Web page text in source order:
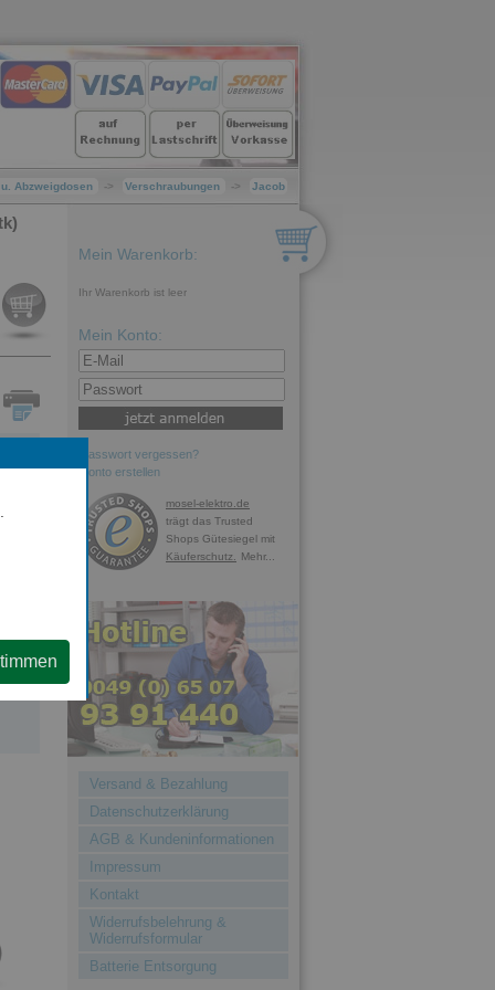
Abzweigdosen -> Verschraubungen -> Jacob
Mein Warenkorb:
Ihr Warenkorb ist leer
Mein Konto:
Passwort vergessen?
Konto erstellen
mosel-elektro.de
trägt das Trusted
Shops Gütesiegel mit
Käuferschutz.
Mehr...
Versand & Bezahlung
Datenschutzerklärung
AGB & Kundeninformationen
Impressum
Kontakt
Widerrufsbelehrung &
Widerrufsformular
Batterie Entsorgung